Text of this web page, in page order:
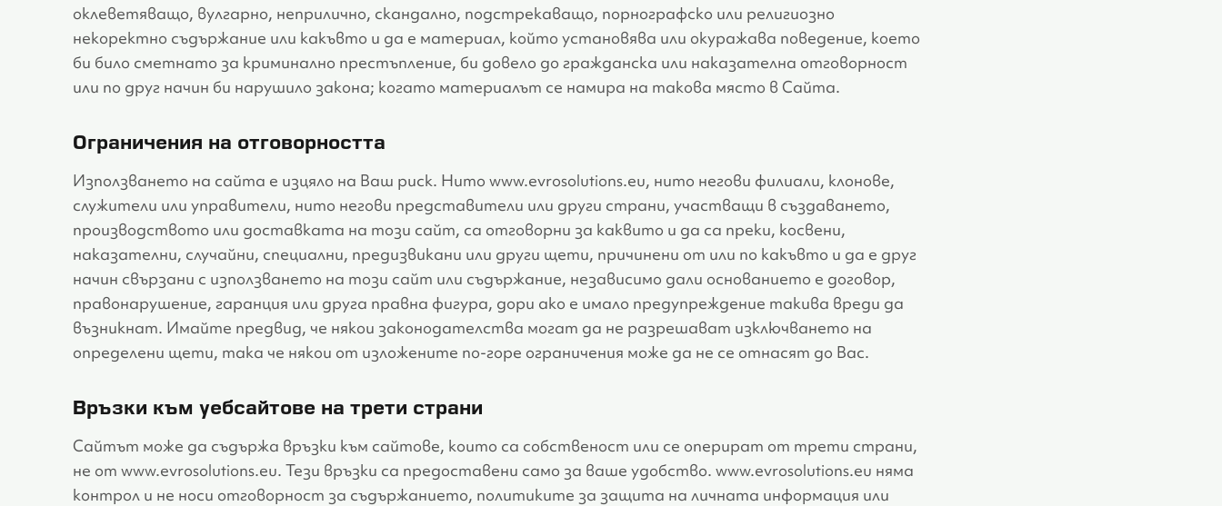
оклеветяващо, вулгарно, неприлично, скандално, подстрекаващо, порнографско или религиозно
некоректно съдържание или какъвто и да е материал, който установява или окуражава поведение, което
би било сметнато за криминално престъпление, би довело до гражданска или наказателна отговорност
или по друг начин би нарушило закона; когато материалът се намира на такова място в Сайта.
Ограничения на отговорността
Използването на сайта е изцяло на Ваш риск. Нито www.evrosolutions.eu, нито негови филиали, клонове,
служители или управители, нито негови представители или други страни, участващи в създаването,
производството или доставката на този сайт, са отговорни за каквито и да са преки, косвени,
наказателни, случайни, специални, предизвикани или други щети, причинени от или по какъвто и да е друг
начин свързани с използването на този сайт или съдържание, независимо дали основанието е договор,
правонарушение, гаранция или друга правна фигура, дори ако е имало предупреждение такива вреди да
възникнат. Имайте предвид, че някои законодателства могат да не разрешават изключването на
определени щети, така че някои от изложените по-горе ограничения може да не се отнасят до Вас.
Връзки към уебсайтове на трети страни
Сайтът може да съдържа връзки към сайтове, които са собственост или се оперират от трети страни,
не от www.evrosolutions.eu. Тези връзки са предоставени само за ваше удобство. www.evrosolutions.eu няма
контрол и не носи отговорност за съдържанието, политиките за защита на личната информация или